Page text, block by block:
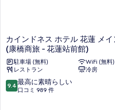
示
す
る
カ
イ
ン
ド
ネ
ス
ホ
カインドネス ホテル 花蓮 メ
(康橋商旅 ‐ 花蓮站前館)
駐車場 (無料)
WiFi (無料)
レストラン
冷房
10
段
9.4 最高に素晴らしい
口コミ 989 件